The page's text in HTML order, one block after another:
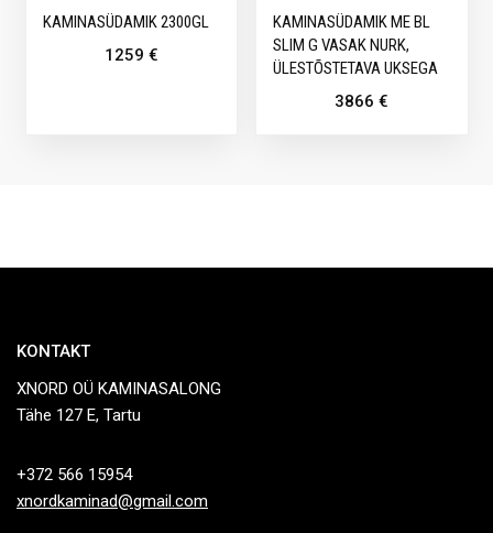
KAMINASÜDAMIK 2300GL
1259 €
KAMINASÜDAMIK ME BL
SLIM G VASAK NURK,
ÜLESTÕSTETAVA UKSEGA
3866€
KONTAKT
XNORD OÜ KAMINASALONG
Tähe 127 E, Tartu
+372 566 15954
xnordkaminad@gmail.com